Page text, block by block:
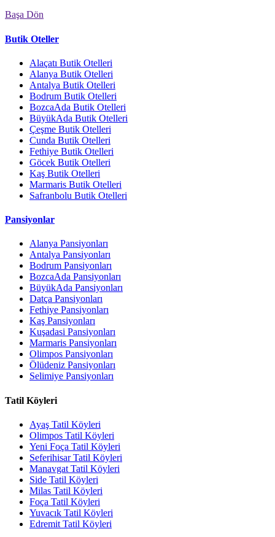
Başa Dön
Butik Oteller
Alaçatı Butik Otelleri
Alanya Butik Otelleri
Antalya Butik Otelleri
Bodrum Butik Otelleri
BozcaAda Butik Otelleri
BüyükAda Butik Otelleri
Çeşme Butik Otelleri
Cunda Butik Otelleri
Fethiye Butik Otelleri
Göcek Butik Otelleri
Kaş Butik Otelleri
Marmaris Butik Otelleri
Safranbolu Butik Otelleri
Pansiyonlar
Alanya Pansiyonları
Antalya Pansiyonları
Bodrum Pansiyonları
BozcaAda Pansiyonları
BüyükAda Pansiyonları
Datça Pansiyonları
Fethiye Pansiyonları
Kaş Pansiyonları
Kuşadasi Pansiyonları
Marmaris Pansiyonları
Olimpos Pansiyonları
Ölüdeniz Pansiyonları
Selimiye Pansiyonları
Tatil Köyleri
Ayaş Tatil Köyleri
Olimpos Tatil Köyleri
Yeni Foça Tatil Köyleri
Seferihisar Tatil Köyleri
Manavgat Tatil Köyleri
Side Tatil Köyleri
Milas Tatil Köyleri
Foça Tatil Köyleri
Yuvacık Tatil Köyleri
Edremit Tatil Köyleri